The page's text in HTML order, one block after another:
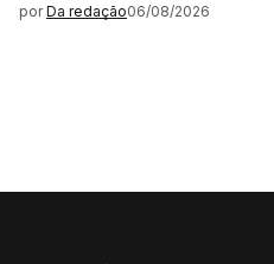
por Da redação06/08/2026